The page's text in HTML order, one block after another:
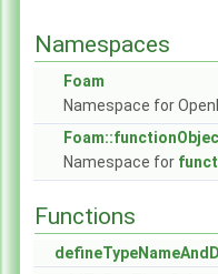
Namespaces
Foam
Namespace for
Namespace for
Functions